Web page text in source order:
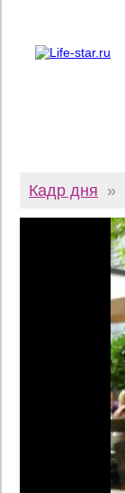
Кадр дня »